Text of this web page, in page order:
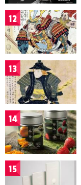
12
13
14
15